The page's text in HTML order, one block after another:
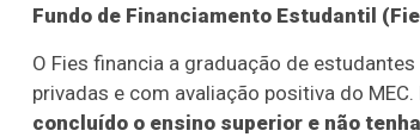
Fundo de Financiamento Estudantil
O Fies financia a graduação de
privadas e com avaliação positiva do MEC.
concluído o ensino superior e não